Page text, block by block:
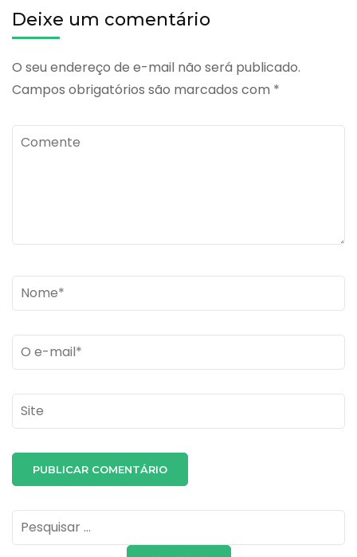
Deixe um comentário
O seu endereço de e-mail não será publicado.
Campos obrigatórios são marcados com *
Comente
Name*
Email *
Site
Pesquisar
por: